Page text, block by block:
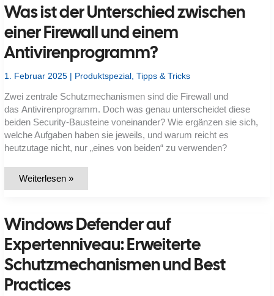
Was ist der Unterschied zwischen
einer Firewall und einem
Antivirenprogramm?
1. Februar 2025 Produktspezial ,Tipps & Tricks
Zwei zentrale Schutzmechanismen sind die Firewall und
das Antivirenprogramm. Doch was genau unterscheidet diese
beiden Security-Bausteine voneinander? Wie ergänzen sie sich,
welche Aufgaben haben sie jeweils, und warum reicht es
heutzutage nicht, nur „eines von beiden“ zu verwenden?
Was
einer
Firewall
einem
Antivirenprogramm?
Weiterlesen »
Windows Defender auf
Expertenniveau: Erweiterte
Schutzmechanismen und Best
Practices